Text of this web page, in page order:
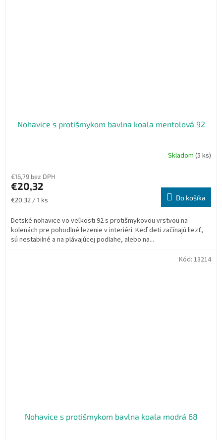
Nohavice s protišmykom bavlna koala mentolová 92
Skladom (5 ks)
€16,79 bez DPH
€20,32
Jednotková
€20,32 / 1 ks Do košíka
Detské nohavice vo veľkosti 92 s protišmykovou vrstvou na
kolenách pre pohodlné lezenie v interiéri. Keď deti začínajú liezť,
sú nestabilné a na plávajúcej podlahe, alebo na...
Nohavice s protišmykom bavlna koala modrá 68
Kód: 13214